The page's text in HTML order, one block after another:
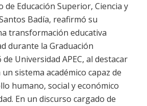
Educación Superior, Ciencia y
Badía, reafirmó su
transformación educativa
durante la Graduación
Universidad APEC, al destacar
sistema académico capaz de
humano, social y económico
En un discurso cargado de